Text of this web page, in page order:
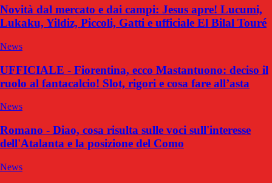
Novità dal mercato e dai campi: Jesus apre! Lucumi,
Lukaku, Yildiz, Piccoli, Gatti e ufficiale El Bilal Touré
News
UFFICIALE - Fiorentina, ecco Mastantuono: deciso il
ruolo al fantacalcio! Slot, rigori e cosa fare all’asta
News
Romano - Diao, cosa risulta sulle voci sull'interesse
dell'Atalanta e la posizione del Como
News